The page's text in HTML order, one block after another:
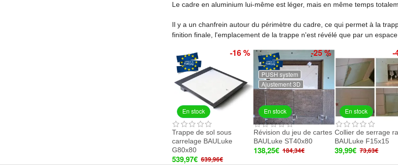
Le cadre en aluminium lui-même est léger, mais en même temps
Il y a un chanfrein autour du périmètre du cadre, ce qui permet à la
finition finale, l'emplacement de la trappe n'est révélé que par un
En stock
-16 %
Trappe de sol sous
carrelage BAULuke
G80x80
539,97€ 639,96€
PUSH system
En stock
Ajustement 3D
-25 %
Révision du jeu de cartes
BAULuke ST40x80
138,25€ 184,34€
En stock
-
Collier de serrage
BAULuke F15x15
39,99€ 73,63€